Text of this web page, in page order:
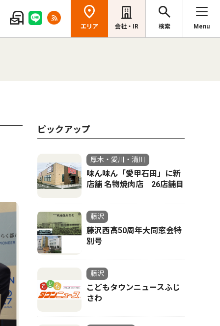
エリア 会社・IR 検索 Menu
ピックアップ
厚木・愛川・清川
味ん味ん「愛甲石田」に新
店舗 名物焼肉店 26店舗目
藤沢
藤沢西高50周年大同窓会特
別号
藤沢
こどもタウンニュースふじ
さわ